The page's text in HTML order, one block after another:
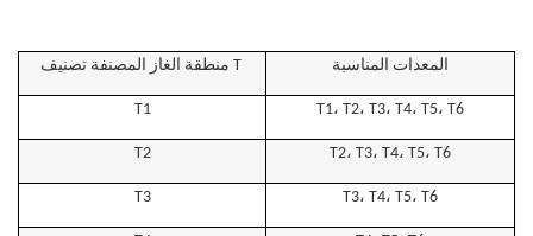
منطقة الغاز المصنفة تصنيف T المعدات المناسبة
T1 T1، T2، T3، T4، T5، T6
T2 T2، T3، T4، T5، T6
T3 T3، T4، T5، T6